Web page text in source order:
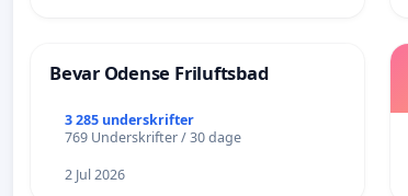
Bevar Odense Friluftsbad
3 285 underskrifter
769 Underskrifter / 30 dage
2 Jul 2026